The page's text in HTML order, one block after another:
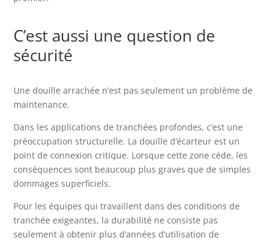
C’est aussi une question de
sécurité
Une douille arrachée n’est pas seulement un problème de
maintenance.
Dans les applications de tranchées profondes, c’est une
préoccupation structurelle. La douille d’écarteur est un
point de connexion critique. Lorsque cette zone cède, les
conséquences sont beaucoup plus graves que de simples
dommages superficiels.
Pour les équipes qui travaillent dans des conditions de
tranchée exigeantes, la durabilité ne consiste pas
seulement à obtenir plus d’années d’utilisation de